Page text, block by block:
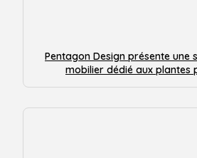
Pentagon Design présente une
mobilier dédié aux plantes